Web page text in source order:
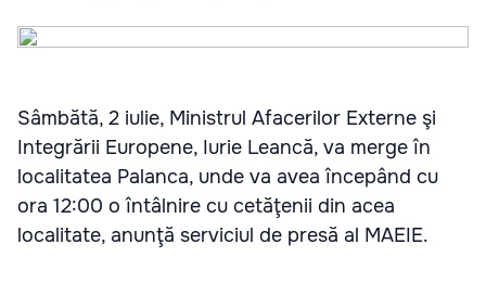
Sâmbătă, 2 iulie, Ministrul Afacerilor Externe şi
Integrării Europene, Iurie Leancă, va merge în
localitatea Palanca, unde va avea începând cu
ora 12:00 o întâlnire cu cetăţenii din acea
localitate, anunţă serviciul de presă al MAEIE.